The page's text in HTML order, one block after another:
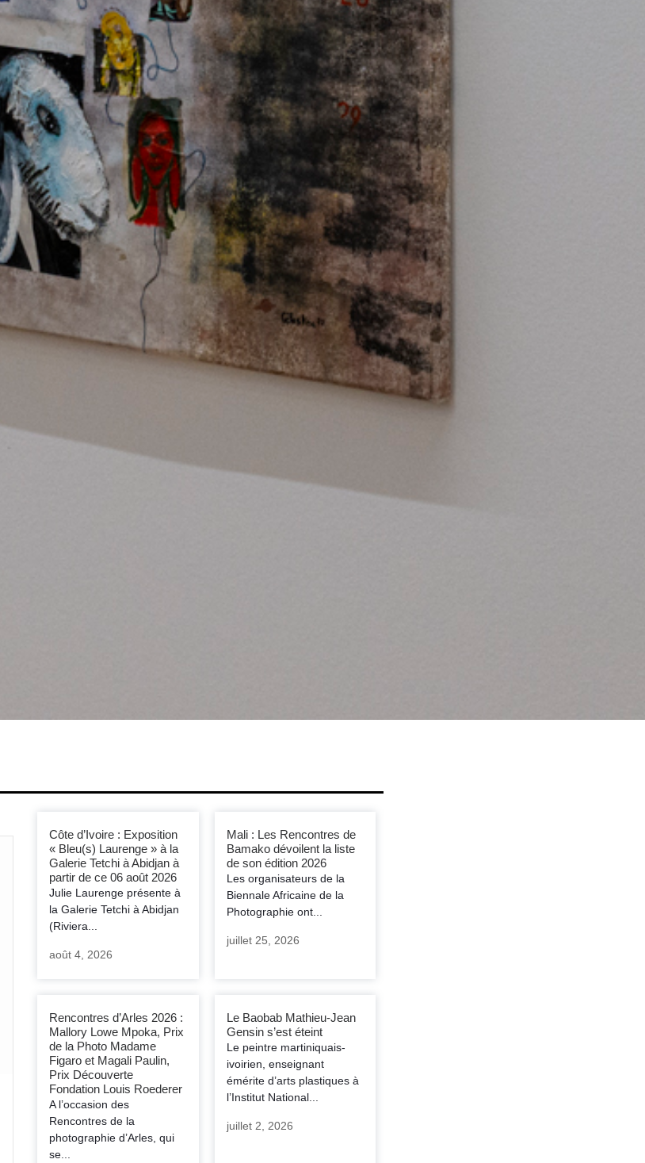
Côte d’Ivoire : Exposition
« Bleu(s) Laurenge » à la
Galerie Tetchi à Abidjan à
partir de ce 06 août 2026
Julie Laurenge présente à
la Galerie Tetchi à Abidjan
(Riviera...
août 4, 2026
Mali : Les Rencontres de
Bamako dévoilent la liste
de son édition 2026
Les organisateurs de la
Biennale Africaine de la
Photographie ont...
juillet 25, 2026
Rencontres d’Arles 2026 :
Mallory Lowe Mpoka, Prix
de la Photo Madame
Figaro et Magali Paulin,
Prix Découverte
Fondation Louis Roederer
A l’occasion des
Rencontres de la
photographie d’Arles, qui
se...
Le Baobab Mathieu-Jean
Gensin s’est éteint
Le peintre martiniquais-
ivoirien, enseignant
émérite d’arts plastiques à
l’Institut National...
juillet 2, 2026